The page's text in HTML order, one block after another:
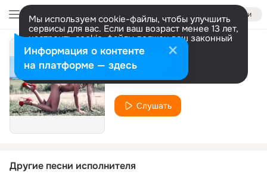
Войти
Мы используем cookie-файлы, чтобы улучшить
сервисы для вас. Если ваш возраст менее 13 лет,
настроить cookie-файлы должен ваш законный
представитель. Больше информации
Разрешить все Настроить
Сердце
Alena Pak
Слушать
Другие песни исполнителя
Информация о контенте
на платформе — здесь